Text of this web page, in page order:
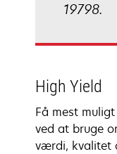
19798.
High Yield
Få mest
ved at bruge
værdi, kvalitet